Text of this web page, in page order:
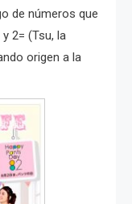
de números que
2= (Tsu, la
origen a la